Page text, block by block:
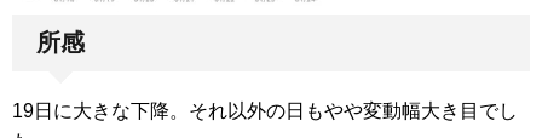
所感
19日に大きな下降。それ以外の日もやや変動幅大き目でし